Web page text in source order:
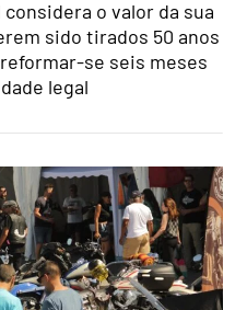
o valor da sua
sido tirados 50 anos
se seis meses
legal